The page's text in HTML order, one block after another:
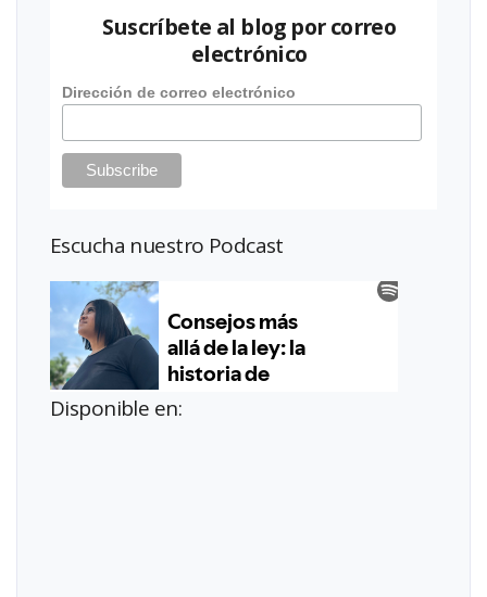
Suscríbete al blog por correo
electrónico
Dirección de correo electrónico
Escucha nuestro Podcast
Disponible en: